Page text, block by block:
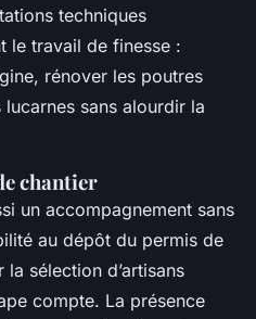
techniques
le travail de finesse :
rénover les poutres
sans alourdir la
chantier
un accompagnement sans
au dépôt du permis de
sélection d’artisans
compte. La présence